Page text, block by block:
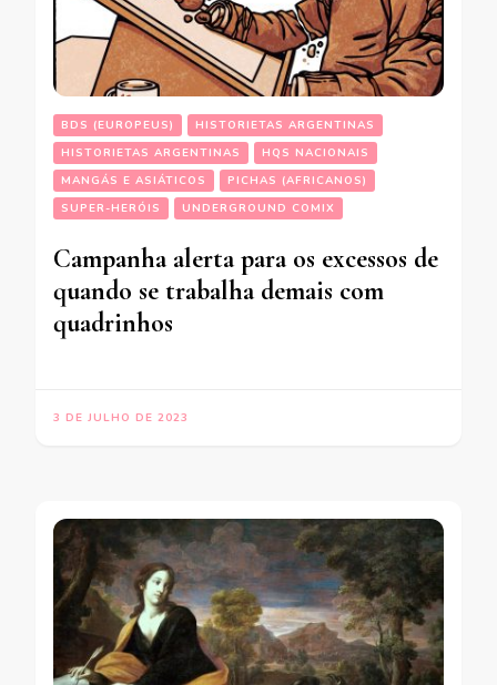
BDS (EUROPEUS)
HISTORIETAS ARGENTINAS
HISTORIETAS ARGENTINAS
HQS NACIONAIS
MANGÁS E ASIÁTICOS
PICHAS (AFRICANOS)
SUPER-HERÓIS
UNDERGROUND COMIX
Campanha alerta para os excessos de
quando se trabalha demais com
quadrinhos
3 DE JULHO DE 2023